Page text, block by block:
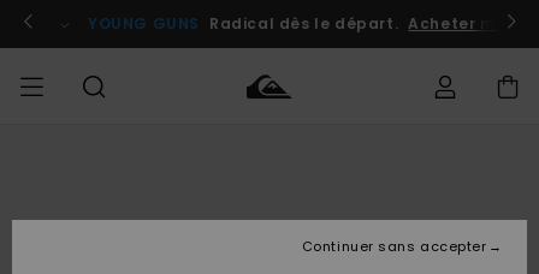
l'information
le
Se connecter / s'inscrire
YOUNG GUNS Radical dès le départ. Acheter
Continuer sans accepter